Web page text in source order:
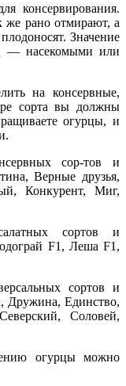
консервирования.
же рано отмирают, а
Значение
— насекомыми или
на консервные,
сорта вы должны
огурцы, и
сор-тов и
Верные друзья,
Конкурент, Миг,
сортов и
F1, Леша F1,
сортов и
Дружина, Единство,
Соловей,
огурцы можно